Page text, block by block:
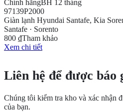
Chính hãngBH 12 tháng
97139P2000
Giàn lạnh Hyundai Santafe, Kia
Santafe · Sorento
800 ₫Tham khảo
Xem chi tiết
Liên hệ để được báo
Chúng tôi kiểm tra kho và xác nhận
của bạn.